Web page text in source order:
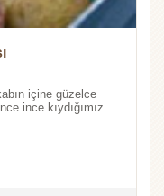
içine güzelce
ince kıydığımız